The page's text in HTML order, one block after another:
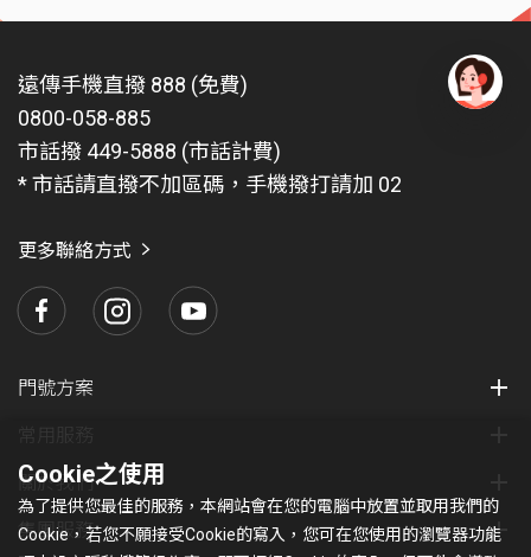
遠傳手機直撥 888 (免費)
0800-058-885
市話撥 449-5888 (市話計費)
* 市話請直撥不加區碼，手機撥打請加 02
更多聯絡方式
門號方案
關於我們
集團服務
Cookie之使用
為了提供您最佳的服務，本網站會在您的電腦中放置並取用我們的
Cookie，若您不願接受Cookie的寫入，您可在您使用的瀏覽器功能